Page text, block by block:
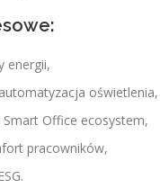
energii,
oświetlenia,
Office ecosystem,
pracowników,